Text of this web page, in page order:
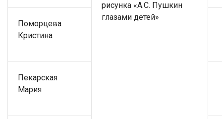
рисунка «А.С. Пушкин
глазами детей»
Поморцева
Кристина
Пекарская
Мария